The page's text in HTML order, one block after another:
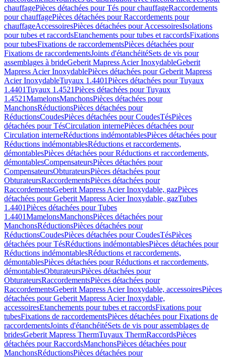
chauffagePièces détachées pour Tés pour chauffageRaccordements
pour chauffagePièces détachées pour Raccordements pour
chauffageAccessoiresPièces détachées pour AccessoiresIsolations
pour tubes et raccordsEtanchements pour tubes et raccordsFixations
pour tubesFixations de raccordementsPièces détachées pour
Fixations de raccordementsJoints d'étanchéitéSets de vis pour
assemblages à brideGeberit Mapress Acier InoxydableGeberit
Mapress Acier InoxydablePièces détachées pour Geberit Mapress
Acier InoxydableTuyaux 1.4401Pièces détachées pour Tuyaux
1.4401Tuyaux 1.4521Pièces détachées pour Tuyaux
1.4521MamelonsManchonsPièces détachées pour
ManchonsRéductionsPièces détachées pour
RéductionsCoudesPièces détachées pour CoudesTésPièces
détachées pour TésCirculation internePièces détachées pour
Circulation interneRéductions indémontablesPièces détachées pour
Réductions indémontablesRéductions et raccordements,
démontablesPièces détachées pour Réductions et raccordements,
démontablesCompensateursPièces détachées pour
CompensateursObturateursPièces détachées pour
ObturateursRaccordementsPièces détachées pour
RaccordementsGeberit Mapress Acier Inoxydable, gazPièces
détachées pour Geberit Mapress Acier Inoxydable, gazTubes
1.4401Pièces détachées pour Tubes
1.4401MamelonsManchonsPièces détachées pour
ManchonsRéductionsPièces détachées pour
RéductionsCoudesPièces détachées pour CoudesTésPièces
détachées pour TésRéductions indémontablesPièces détachées pour
Réductions indémontablesRéductions et raccordements,
démontablesPièces détachées pour Réductions et raccordements,
démontablesObturateursPièces détachées pour
ObturateursRaccordementsPièces détachées pour
RaccordementsGeberit Mapress Acier Inoxydable, accessoiresPièces
détachées pour Geberit Mapress Acier Inoxydable,
accessoiresEtanchements pour tubes et raccordsFixations pour
tubesFixations de raccordementsPièces détachées pour Fixations de
raccordementsJoints d'étanchéitéSets de vis pour assemblages de
bridesGeberit Mapress ThermTuyaux ThermRaccordsPièces
détachées pour RaccordsManchonsPièces détachées pour
ManchonsRéductionsPièces détachées pour